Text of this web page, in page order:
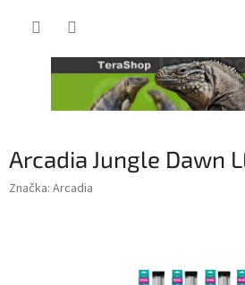
Arcadia Jungle Dawn
Značka: Arcadia